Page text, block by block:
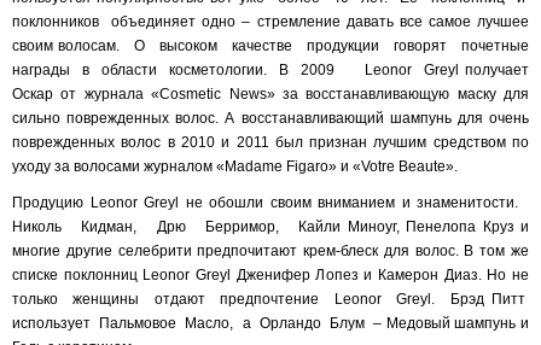
поклонников объединяет одно – стремление давать все самое лучшее
своим волосам. О высоком качестве продукции говорят почетные
награды в области косметологии. В 2009 Leonor Greyl получает
Оскар от журнала «Cosmetic News» за восстанавливающую маску для
сильно поврежденных волос. А восстанавливающий шампунь для очень
поврежденных волос в 2010 и 2011 был признан лучшим средством по
уходу за волосами журналом «Madame Figaro» и «Votre Beaute».
Продуцию Leonor Greyl не обошли своим вниманием и знаменитости.
Николь Кидман, Дрю Берримор, Кайли Миноуг, Пенелопа Круз и
многие другие селебрити предпочитают крем-блеск для волос. В том же
списке поклонниц Leonor Greyl Дженифер Лопез и Камерон Диаз. Но не
только женщины отдают предпочтение Leonor Greyl. Брэд Питт
использует Пальмовое Масло, а Орландо Блум – Медовый шампунь и